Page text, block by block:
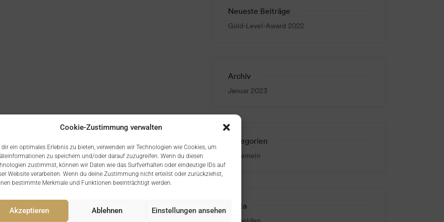
Cookie-Zustimmung verwalten
dir ein optimales Erlebnis zu bieten, verwenden wir Technologien wie Cookies, um
zu speichern und/oder darauf zuzugreifen. Wenn du diesen
zustimmst, können wir Daten wie das Surfverhalten oder eindeutige IDs auf
Website verarbeiten. Wenn du deine Zustimmung nicht erteilst oder zurückziehst,
bestimmte Merkmale und Funktionen beeinträchtigt werden.
Akzeptieren Ablehnen Einstellungen ansehen
Neueste Beiträge
Gold-Level-Award 2022
Archiv
Januar 2023
Kategorien
Allgemein
Meta